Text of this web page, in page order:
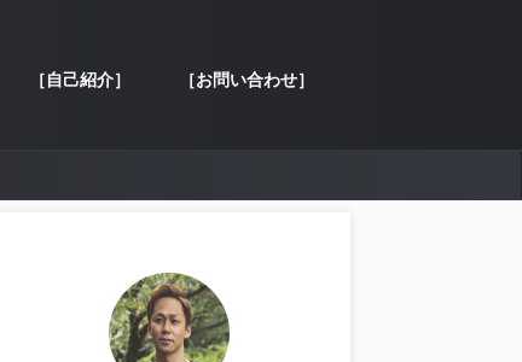
［自己紹介］ ［お問い合わせ］